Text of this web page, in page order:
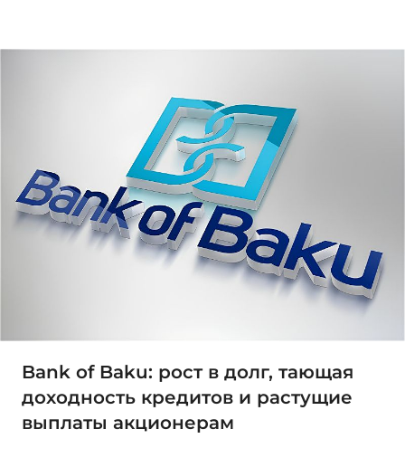
Bank of Baku: рост в долг, тающая
доходность кредитов и растущие
выплаты акционерам